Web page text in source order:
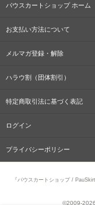
パウスカートショップ ホーム
お支払い方法について
メルマガ登録・解除
ハラウ割（団体割引）
特定商取引法に基づく表記
ログイン
プライバシーポリシー
『パウスカートショップ /
©2009-